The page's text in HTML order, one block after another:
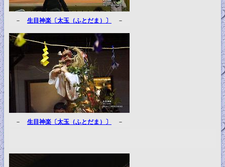
－ 生目神楽〔太玉（ふとだま）〕 －
－ 生目神楽〔太玉（ふとだま）〕 －